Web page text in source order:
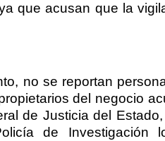
que acusan que la
no se reportan
del negocio
de Justicia del
de Investigación